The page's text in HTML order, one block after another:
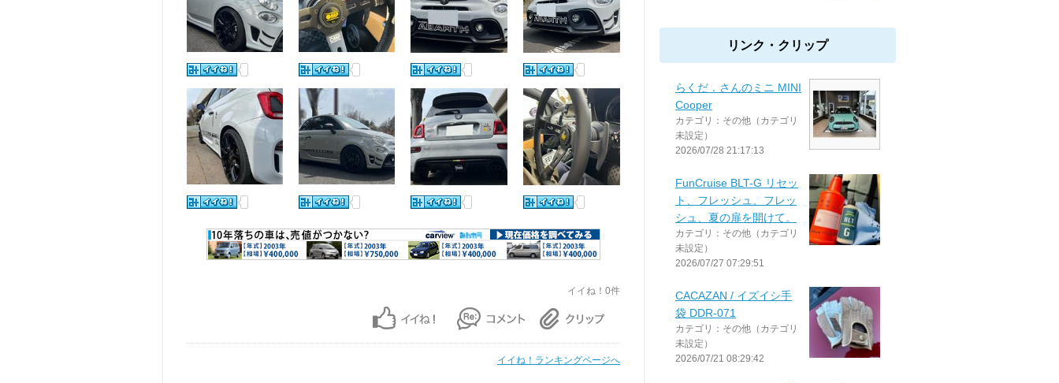
イイね！0件
イイね！ランキングページへ
リンク・クリップ
らくだ．さんのミニ MINI
Cooper
カテゴリ：その他（カテゴリ
未設定）
2026/07/28 21:17:13
FunCruise BLT-G リセッ
ト、フレッシュ、フレッ
シュ、夏の扉を開けて。
カテゴリ：その他（カテゴリ
未設定）
2026/07/27 07:29:51
CACAZAN / イズイシ手
袋 DDR-071
カテゴリ：その他（カテゴリ
未設定）
2026/07/21 08:29:42